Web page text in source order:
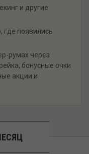
и другие
где появились
румах через
бонусные очки
акции и